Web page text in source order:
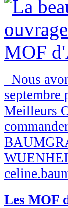
Nous
septembre
Meilleurs
Les MOF